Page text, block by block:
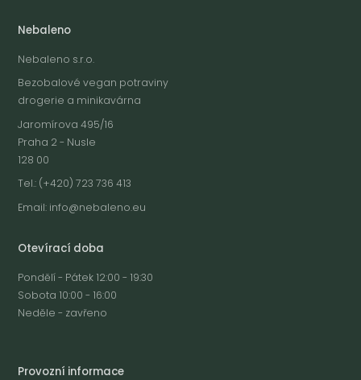
Nebaleno
Nebaleno s.r.o.
Bezobalové vegan potraviny
drogerie a minikavárna
Jaromírova 495/16
Praha 2 - Nusle
128 00
Tel.: (+420) 723 736 413
Email: info@nebaleno.eu
Otevírací doba
Pondělí - Pátek 12:00 - 19:30
Sobota 10:00 - 16:00
Neděle - zavřeno
Provozní informace